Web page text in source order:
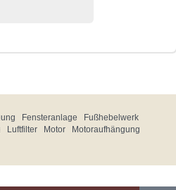
Fensteranlage
Fußhebelwerk
Luftfilter Motor
Motoraufhängung